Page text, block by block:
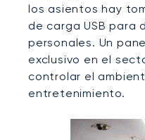
los asientos hay
de carga USB para
personales. Un
exclusivo en el
controlar el
entretenimiento.